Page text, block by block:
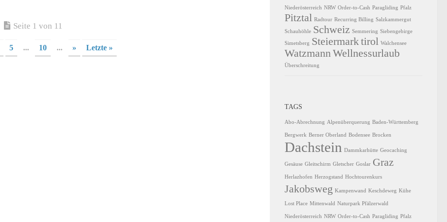
Seite 1 von 11
5 ... 10 ... » Letzte »
Niederösterreich NRW Order-to-Cash Paragliding Pfalz
Pitztal Radtour Recurring Billing Salzkammergut
Schauhöhle Schweiz Semmering Siebengebirge
Simetsberg Steiermarktirol Walchensee
WatzmannWellnessurlaub
Überschreitung
TAGS
Abo-Abrechnung Alpenüberquerung Baden-Württemberg
Bergwerk Berner Oberland Bodensee Brocken
Dachstein Dammkarhütte Geocaching
Gesäuse Gleitschirm Gletscher Goslar Graz
Herlazhofen Herzogstand Hochtourenkurs
Jakobsweg Kampenwand Keschdeweg Kühe
Lost Place Mittenwald Naturpark Pfälzerwald
Niederösterreich NRW Order-to-Cash Paragliding Pfalz